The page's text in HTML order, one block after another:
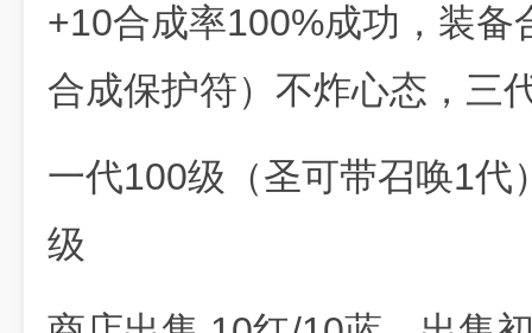
+10合成率100%成功，装
合成保护符）不炸心态，三
一代100级（圣可带召唤1
级